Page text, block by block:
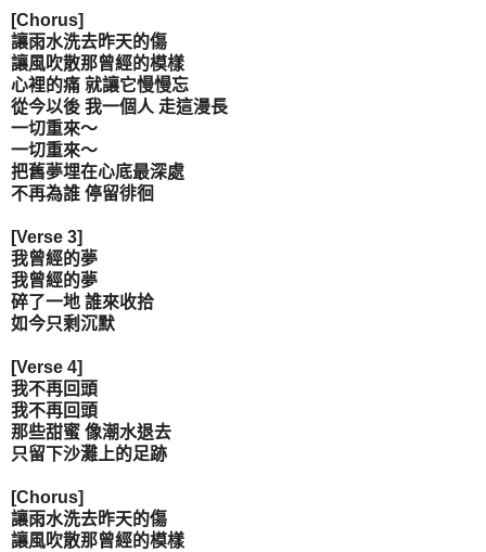
[Chorus]
讓雨水洗去昨天的傷
讓風吹散那曾經的模樣
心裡的痛 就讓它慢慢忘
從今以後 我一個人 走這漫長
一切重來～
一切重來～
把舊夢埋在心底最深處
不再為誰 停留徘徊
[Verse 3]
我曾經的夢
我曾經的夢
碎了一地 誰來收拾
如今只剩沉默
[Verse 4]
我不再回頭
我不再回頭
那些甜蜜 像潮水退去
只留下沙灘上的足跡
[Chorus]
讓雨水洗去昨天的傷
讓風吹散那曾經的模樣